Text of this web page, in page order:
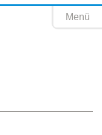
Menü